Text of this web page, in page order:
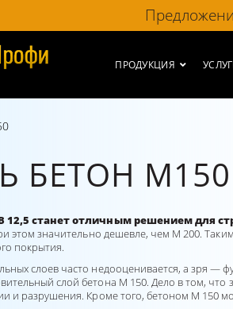
ПРОДУКЦИЯ
БЕТОН
12,5 станет отличным решением для
этом значительно дешевле, чем М 200.
покрытия.
слоев часто недооценивается, а зря
слой бетона М 150. Дело в том,
и разрушения. Кроме того, бетоном М 150